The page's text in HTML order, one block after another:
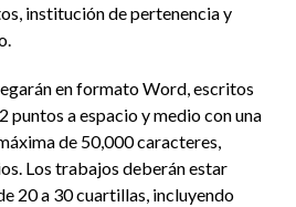
institución de pertenencia y
en formato Word, escritos
puntos a espacio y medio con una
de 50,000 caracteres,
Los trabajos deberán estar
20 a 30 cuartillas, incluyendo